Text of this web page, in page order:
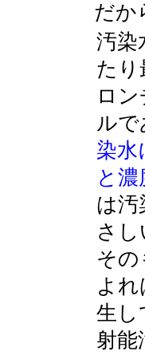
だか
汚染
たり
ロ
ルで
染水
と濃
は汚
さ
その
よれ
生し
射能